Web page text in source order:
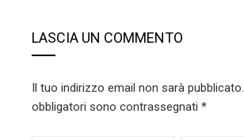
LASCIA UN COMMENTO
Il tuo indirizzo email non sarà pubblicato.
obbligatori sono contrassegnati *